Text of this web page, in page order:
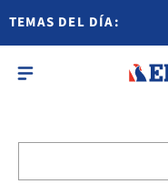
TEMAS DEL DÍA: